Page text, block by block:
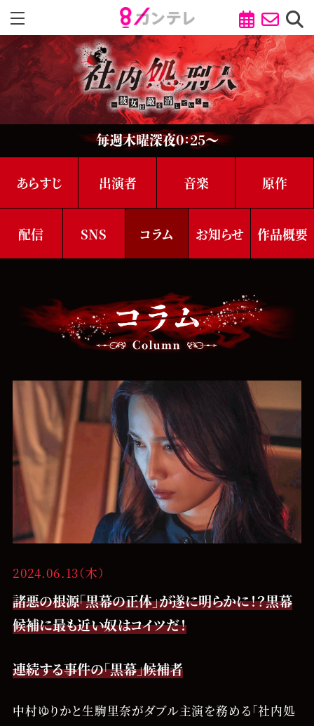
毎週⽊曜深夜0：25～
あらすじ 出演者 音楽 原作
配信 SNS コラム お知らせ 作品概要
2024.06.13（木）
諸悪の根源「黒幕の正体」が遂に明らかに！？黒幕
候補に最も近い奴はコイツだ！
連続する事件の「黒幕」候補者
中村ゆりかと生駒里奈がダブル主演を務める「社内処